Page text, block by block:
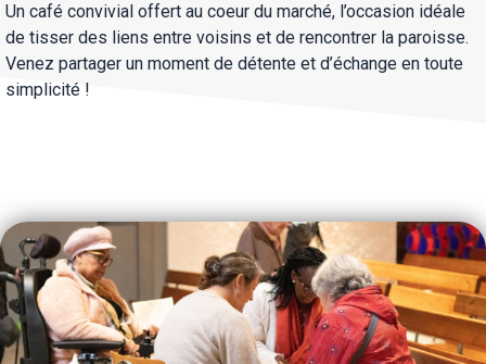
Un café convivial offert au coeur du marché, l’occasion idéale
de tisser des liens entre voisins et de rencontrer la paroisse.
Venez partager un moment de détente et d’échange en toute
simplicité !